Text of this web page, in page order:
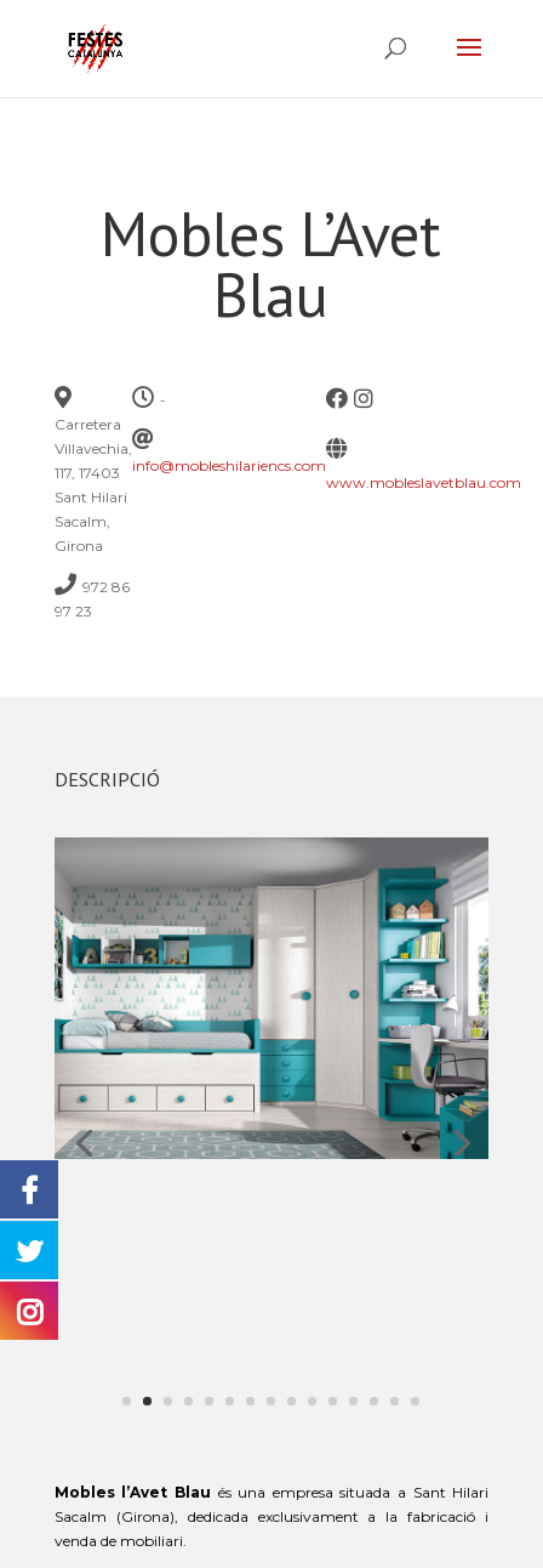
Mobles L’Avet
Blau
Carretera
Villavechia,
117, 17403
Sant Hilari
Sacalm,
Girona
972 86
97 23
-
info@mobleshilariencs.com
www.mobleslavetblau.com
DESCRIPCIÓ
Mobles l’Avet Blau és una empresa situada a Sant Hilari
Sacalm (Girona), dedicada exclusivament a la fabricació i
venda de mobiliari.